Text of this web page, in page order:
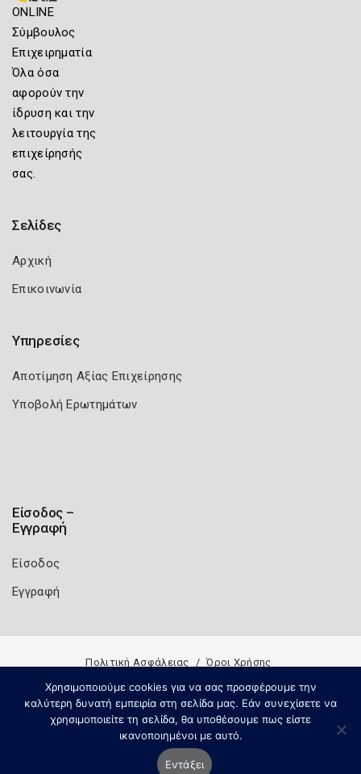
ONLINE
Σύμβουλος
Επιχειρηματία
Όλα όσα
αφορούν την
ίδρυση και την
λειτουργία της
επιχείρησής
σας.
Σελίδες
Αρχική
Επικοινωνία
Υπηρεσίες
Αποτίμηση Αξίας Επιχείρησης
Υποβολή Ερωτημάτων
Είσοδος –
Εγγραφή
Είσοδος
Εγγραφή
Πολιτική Ασφάλειας Όροι Χρήσης
Χρησιμοποιούμε cookies για να σας προσφέρουμε την
καλύτερη δυνατή εμπειρία στη σελίδα μας. Εάν συνεχίσετε να
χρησιμοποιείτε τη σελίδα, θα υποθέσουμε πως είστε
ικανοποιημένοι με αυτό.
Εντάξει
Copyright 2026 Knowledge A.E.